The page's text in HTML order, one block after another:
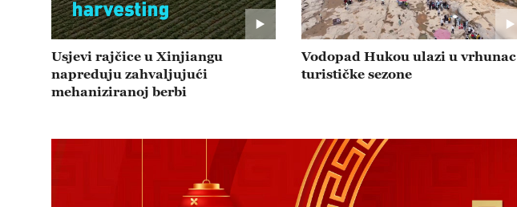
Usjevi rajčice u Xinjiangu
napreduju zahvaljujući
mehaniziranoj berbi
Vodopad Hukou ulazi u vrhunac
turističke sezone